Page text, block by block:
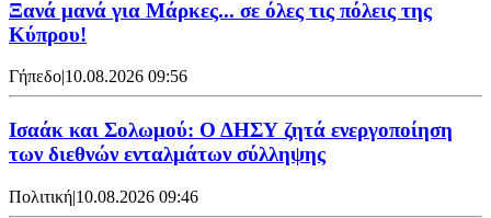
Ξανά μανά για Μάρκες... σε όλες τις πόλεις της
Κύπρου!
Γήπεδο|10.08.2026 09:56
Ισαάκ και Σολωμού: Ο ΔΗΣΥ ζητά ενεργοποίηση
των διεθνών ενταλμάτων σύλληψης
Πολιτική|10.08.2026 09:46